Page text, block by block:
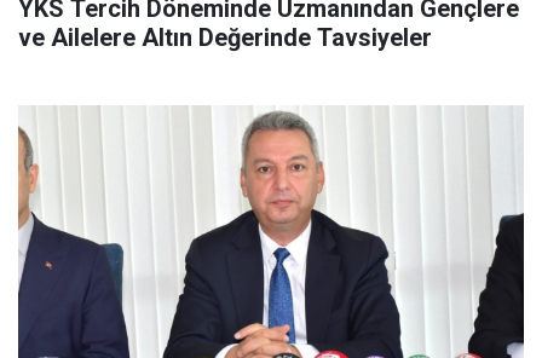
YKS Tercih Döneminde Uzmanından Gençlere
ve Ailelere Altın Değerinde Tavsiyeler